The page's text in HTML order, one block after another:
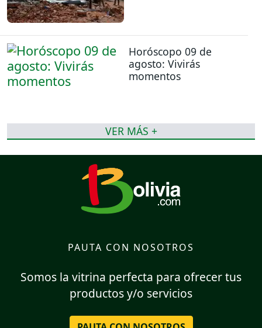
Horóscopo 09 de
agosto: Vivirás
momentos
VER MÁS +
PAUTA CON NOSOTROS
Somos la vitrina perfecta para ofrecer tus
productos y/o servicios